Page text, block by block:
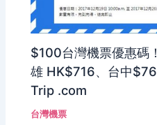
$100台灣機票優惠碼
雄 HK$716、台中
Trip .com
台灣機票